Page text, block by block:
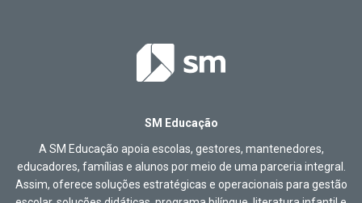
SM Educação
A SM Educação apoia escolas, gestores, mantenedores,
educadores, famílias e alunos por meio de uma parceria integral.
Assim, oferece soluções estratégicas e operacionais para gestão